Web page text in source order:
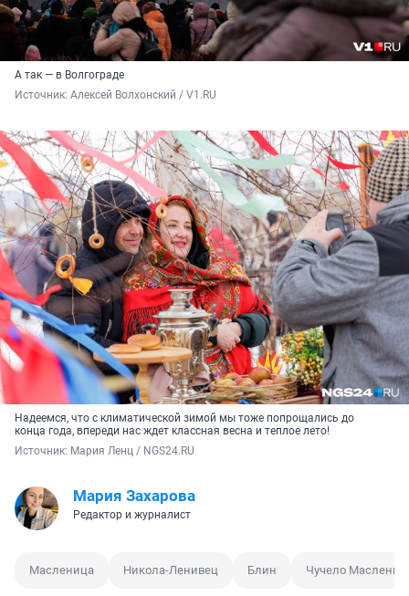
А так — в Волгограде
Источник: Алексей Волхонский / V1.RU
Надеемся, что с климатической зимой мы тоже попрощались до
конца года, впереди нас ждет классная весна и теплое лето!
Источник: Мария Ленц / NGS24.RU
Мария Захарова
Редактор и журналист
Масленица Никола-Ленивец Блин Чучело